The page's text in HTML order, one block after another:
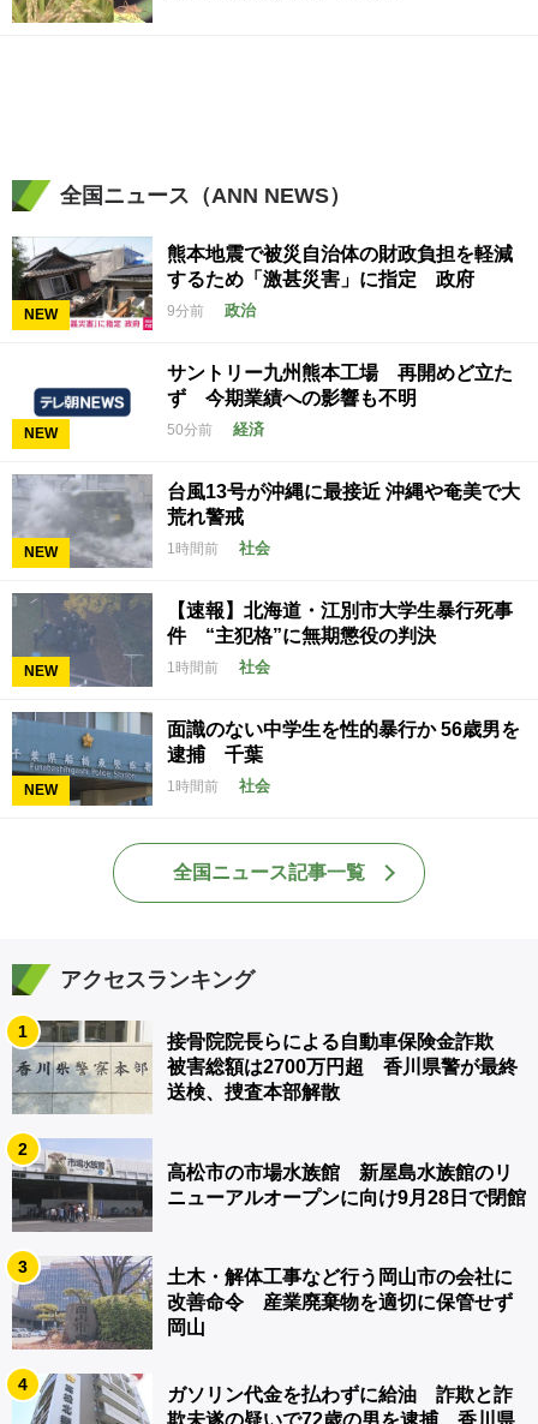
全国ニュース（ANN NEWS）
NEW
熊本地震で被災自治体の財政負担を軽減
するため「激甚災害」に指定 政府
9分前 政治
NEW
サントリー九州熊本工場 再開めど立た
ず 今期業績への影響も不明
50分前 経済
NEW
台風13号が沖縄に最接近 沖縄や奄美で大
荒れ警戒
1時間前 社会
NEW
【速報】北海道・江別市大学生暴行死事
件 “主犯格”に無期懲役の判決
1時間前 社会
NEW
面識のない中学生を性的暴行か 56歳男を
逮捕 千葉
1時間前 社会
全国ニュース記事一覧
アクセスランキング
1
接骨院院長らによる自動車保険金詐欺
被害総額は2700万円超 香川県警が最終
送検、捜査本部解散
2
高松市の市場水族館 新屋島水族館のリ
ニューアルオープンに向け9月28日で閉館
3
土木・解体工事など行う岡山市の会社に
改善命令 産業廃棄物を適切に保管せず
岡山
4
ガソリン代金を払わずに給油 詐欺と詐
欺未遂の疑いで72歳の男を逮捕 香川県